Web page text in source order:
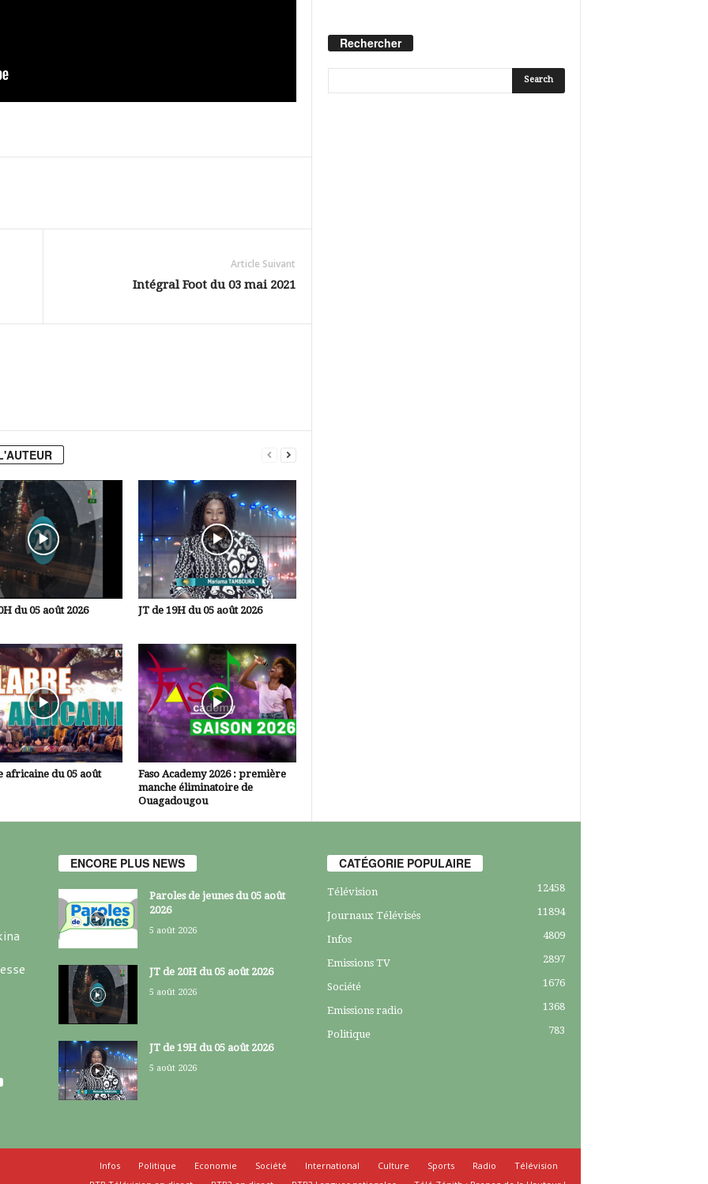
Article Suivant
Intégral Foot du 03 mai 2021
du 05 août 2026 JT de 19H du 05 août 2026
africaine du 05 août
Faso Academy 2026 : première
manche éliminatoire de
Ouagadougou
Rechercher
ENCORE PLUS NEWS
Paroles de jeunes du 05 août
2026
5 août 2026
JT de 20H du 05 août 2026
5 août 2026
JT de 19H du 05 août 2026
5 août 2026
CATÉGORIE POPULAIRE
Télévision 12458
Journaux Télévisés 11894
Infos 4809
Emissions TV 2897
Société 1676
Emissions radio 1368
Politique 783
Infos Politique Economie Société International Culture Sports Radio
Télévision